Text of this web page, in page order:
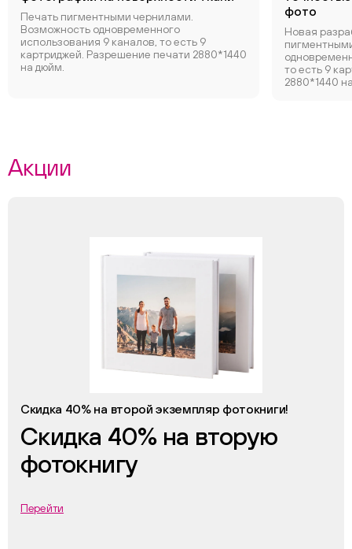
Печать пигментными чернилами.
Возможность одновременного
использования 9 каналов, то есть 9
картриджей. Разрешение печати 2880*1440
на дюйм.
фото
Новая
то есть 9
2880*1440
Акции
Скидка 40% на второй экземпляр фотокниги!
Скидка 40% на вторую
фотокнигу
Перейти